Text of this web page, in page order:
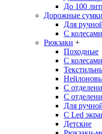
До 100
Дорожные сумки
Для
С колесами
Рюкзаки +
Походные
С колесами
С
С
Для
С Led
Детские